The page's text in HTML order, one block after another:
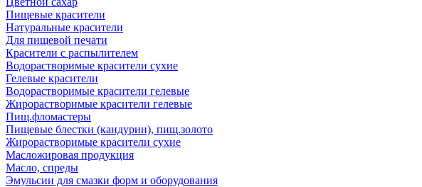
Пищевые красители
Натуральные красители
Для пищевой печати
Красители с распылителем
Водорастворимые красители сухие
Гелевые красители
Водорастворимые красители гелевые
Жирорастворимые красители гелевые
Пищ.фломастеры
Пищевые блестки (кандурин), пищ.золото
Жирорастворимые красители сухие
Масложировая продукция
Масло, спреды
Эмульсии для смазки форм и оборудования